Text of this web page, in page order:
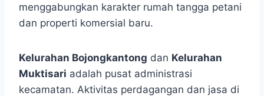
menggabungkan karakter rumah tangga petani
dan properti komersial baru.
Kelurahan Bojongkantong dan Kelurahan
Muktisari adalah pusat administrasi
kecamatan. Aktivitas perdagangan dan jasa di